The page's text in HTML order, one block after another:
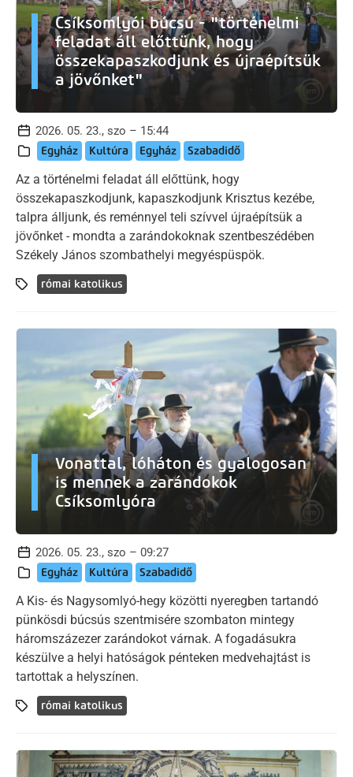
Csíksomlyói búcsú - "történelmi
feladat áll előttünk, hogy
összekapaszkodjunk és újraépítsük
a jövőnket"
2026. 05. 23., szo – 15:44
Egyház Kultúra Egyház Szabadidő
Az a történelmi feladat áll előttünk, hogy
összekapaszkodjunk, kapaszkodjunk Krisztus kezébe,
talpra álljunk, és reménnyel teli szívvel újraépítsük a
jövőnket - mondta a zarándokoknak szentbeszédében
Székely János szombathelyi megyéspüspök.
római katolikus
Vonattal, lóháton és gyalogosan
is mennek a zarándokok
Csíksomlyóra
2026. 05. 23., szo – 09:27
Egyház Kultúra Szabadidő
A Kis- és Nagysomlyó-hegy közötti nyeregben tartandó
pünkösdi búcsús szentmisére szombaton mintegy
háromszázezer zarándokot várnak. A fogadásukra
készülve a helyi hatóságok pénteken medvehajtást is
tartottak a helyszínen.
római katolikus